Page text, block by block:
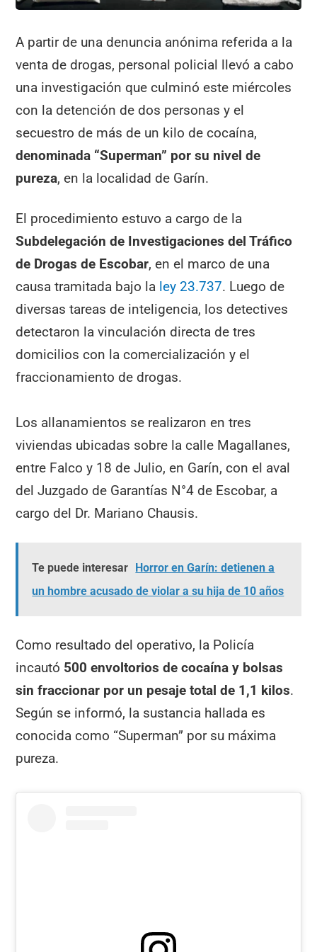
A partir de una denuncia anónima referida a la
venta de drogas, personal policial llevó a cabo
una investigación que culminó este miércoles
con la detención de dos personas y el
secuestro de más de un kilo de cocaína,
denominada “Superman” por su nivel de
pureza, en la localidad de Garín.
El procedimiento estuvo a cargo de la
Subdelegación de Investigaciones del Tráfico
de Drogas de Escobar, en el marco de una
causa tramitada bajo la ley 23.737. Luego de
diversas tareas de inteligencia, los detectives
detectaron la vinculación directa de tres
domicilios con la comercialización y el
fraccionamiento de drogas.
Los allanamientos se realizaron en tres
viviendas ubicadas sobre la calle Magallanes,
entre Falco y 18 de Julio, en Garín, con el aval
del Juzgado de Garantías N°4 de Escobar, a
cargo del Dr. Mariano Chausis.
Te puede interesar Horror en Garín: detienen a
un hombre acusado de violar a su hija de 10 años
Como resultado del operativo, la Policía
incautó 500 envoltorios de cocaína y bolsas
sin fraccionar por un pesaje total de 1,1 kilos.
Según se informó, la sustancia hallada es
conocida como “Superman” por su máxima
pureza.